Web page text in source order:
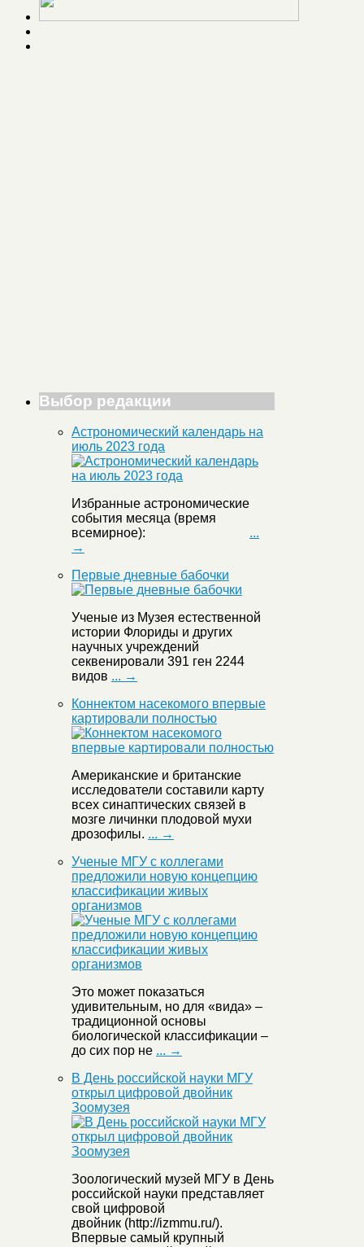
Выбор редакции
Астрономический календарь на
июль 2023 года
Избранные астрономические
события месяца (время
всемирное): ...
→
Первые дневные бабочки
Ученые из Музея естественной
истории Флориды и других
научных учреждений
секвенировали 391 ген 2244
видов ... →
Коннектом насекомого впервые
картировали полностью
Американские и британские
исследователи составили карту
всех синаптических связей в
мозге личинки плодовой мухи
дрозофилы. ... →
Ученые МГУ с коллегами
предложили новую концепцию
классификации живых
организмов
Это может показаться
удивительным, но для «вида» –
традиционной основы
биологической классификации –
до сих пор не ... →
В День российской науки МГУ
открыл цифровой двойник
Зоомузея
Зоологический музей МГУ в День
российской науки представляет
свой цифровой
двойник (http://izmmu.ru/).
Впервые самый крупный